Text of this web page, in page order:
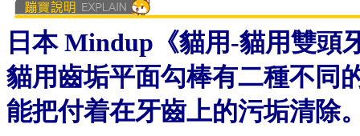
日本 Mindup《貓用-貓用雙頭
貓用齒垢平面勾棒有二種不同
能把付着在牙齒上的污垢清除